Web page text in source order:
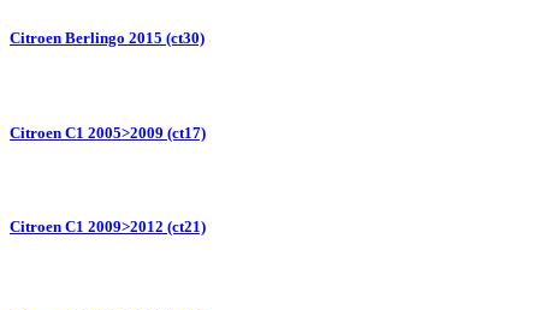
Citroen Berlingo 2015 (ct30)
Citroen C1 2005>2009 (ct17)
Citroen C1 2009>2012 (ct21)